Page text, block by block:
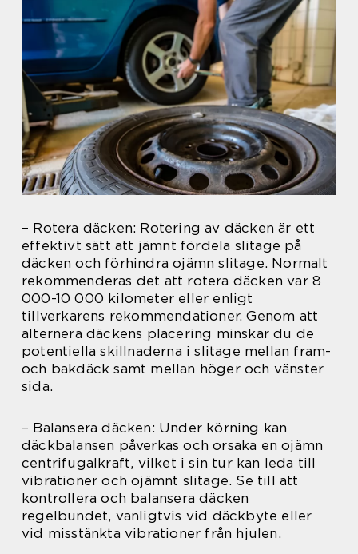
– Rotera däcken: Rotering av däcken är ett
effektivt sätt att jämnt fördela slitage på
däcken och förhindra ojämn slitage. Normalt
rekommenderas det att rotera däcken var 8
000-10 000 kilometer eller enligt
tillverkarens rekommendationer. Genom att
alternera däckens placering minskar du de
potentiella skillnaderna i slitage mellan fram-
och bakdäck samt mellan höger och vänster
sida.
– Balansera däcken: Under körning kan
däckbalansen påverkas och orsaka en ojämn
centrifugalkraft, vilket i sin tur kan leda till
vibrationer och ojämnt slitage. Se till att
kontrollera och balansera däcken
regelbundet, vanligtvis vid däckbyte eller
vid misstänkta vibrationer från hjulen.